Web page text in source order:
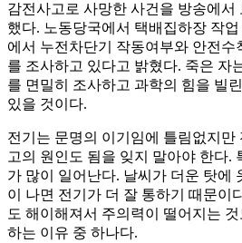
감전사고로 사망한 사건을 방송에서
했다. 노동당국에서 택배집하장 작
에서 누전차단기 작동여부와 안전수
를 조사하고 있다고 밝혔다. 죽은 자
를 면밀히 조사하고 과학의 힘을 빌
있을 것이다.
전기는 문명의 이기임에 틀림없지만
고의 원인도 됨을 잊지 말아야 한다.
가 많이 일어난다. 날씨가 더운 탓에
이 나면 전기가 더 잘 통하기 때문이
도 해이해져서 주의력이 떨어지는
하는 이유 중 하나다.